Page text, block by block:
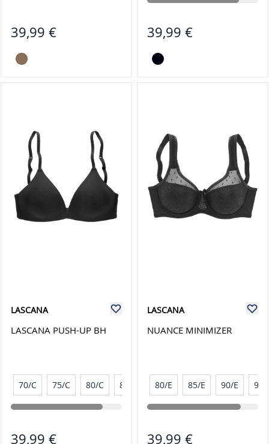
39,99 € 39,99 €
LASCANA
LASCANA PUSH-UP BH
70/C 75/C 80/C 85/C
39,99 €
LASCANA
NUANCE MINIMIZER
80/E 85/E 90/E 95/
39,99 €